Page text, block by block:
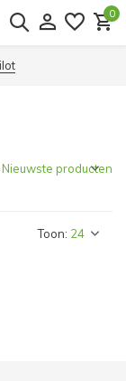
0
Toon: